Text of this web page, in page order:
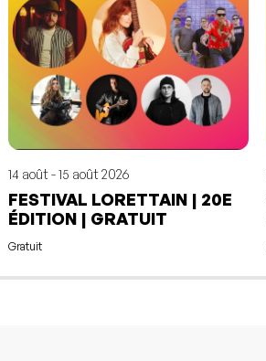
14 août - 15 août 2026
FESTIVAL LORETTAIN | 20E
ÉDITION | GRATUIT
Gratuit